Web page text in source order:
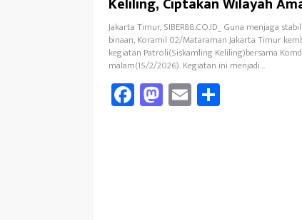
Kondusif
Jakarta Timur, SIBER88.CO.ID_ Guna menjaga
binaan, Koramil 02/Mataraman Jakarta Timur
kegiatan Patroli(Siskamling Keliling)bersama
malam(15/2/2026). Kegiatan ini menjadi…
Fa
ce
M
as
E
m